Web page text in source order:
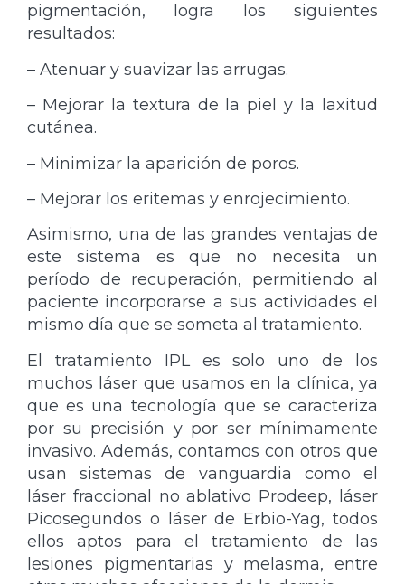
pigmentación, logra los siguientes
resultados:
– Atenuar y suavizar las arrugas.
– Mejorar la textura de la piel y la laxitud
cutánea.
– Minimizar la aparición de poros.
– Mejorar los eritemas y enrojecimiento.
Asimismo, una de las grandes ventajas de
este sistema es que no necesita un
período de recuperación, permitiendo al
paciente incorporarse a sus actividades el
mismo día que se someta al tratamiento.
El tratamiento IPL es solo uno de los
muchos láser que usamos en la clínica, ya
que es una tecnología que se caracteriza
por su precisión y por ser mínimamente
invasivo. Además, contamos con otros que
usan sistemas de vanguardia como el
láser fraccional no ablativo Prodeep, láser
Picosegundos o láser de Erbio-Yag, todos
ellos aptos para el tratamiento de las
lesiones pigmentarias y melasma, entre